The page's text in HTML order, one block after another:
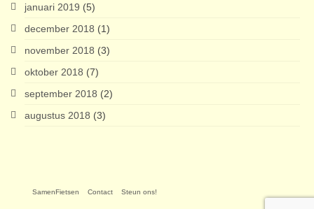
januari 2019 (5)
december 2018 (1)
november 2018 (3)
oktober 2018 (7)
september 2018 (2)
augustus 2018 (3)
SamenFietsen Contact Steun ons!